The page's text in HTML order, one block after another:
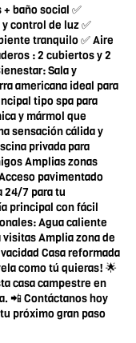
baño social ✅
control de luz ✅
tranquilo ✅ Aire
: 2 cubiertos y 2
Sala y
americana ideal para
tipo spa para
y mármol que
sensación cálida y
privada para
Amplias zonas
pavimentado
24/7 para tu
principal con fácil
Agua caliente
Amplia zona de
Casa reformada
como tú quieras! 🌟
casa campestre en
📲 Contáctanos hoy
próximo gran paso